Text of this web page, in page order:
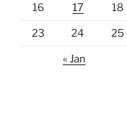
16 17 18
23 24 25
« Jan